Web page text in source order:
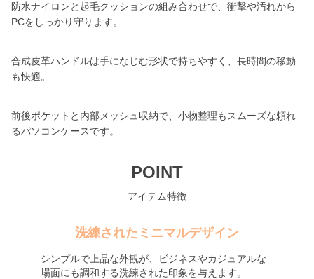
防水ナイロンと起毛クッションの組み合わせで、衝撃や汚れから
PCをしっかり守ります。
合成皮革ハンドルは手になじむ形状で持ちやすく、長時間の移動
も快適。
前後ポケットと内部メッシュ収納で、小物整理もスムーズな頼れ
るパソコンケースです。
POINT
アイテム特徴
洗練されたミニマルデザイン
シンプルで上品な外観が、ビジネスやカジュアルな
場面にも調和する洗練された印象を与えます。